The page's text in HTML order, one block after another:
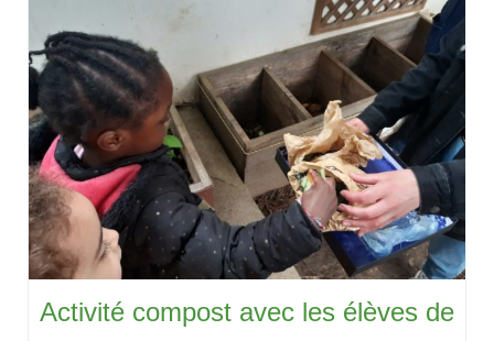
Activité compost avec les élèves de